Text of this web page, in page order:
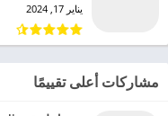
يناير 17, 2024
مشاركات أعلى تقييمًا